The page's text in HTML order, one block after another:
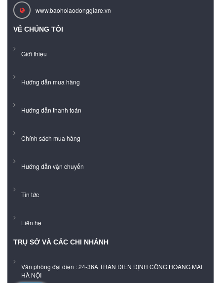
www.baoholaodonggiare.vn
VỀ CHÚNG TÔI
Giới thiệu
Hướng dẫn mua hàng
Hướng dẫn thanh toán
Chính sách mua hàng
Hướng dẫn vận chuyển
Tin tức
Liên hệ
TRỤ SỞ VÀ CÁC CHI NHÁNH
Văn phòng đại diện : 24-36A TRẦN ĐIỀN ĐỊNH CÔNG HOÀNG MAI
HÀ NỘI